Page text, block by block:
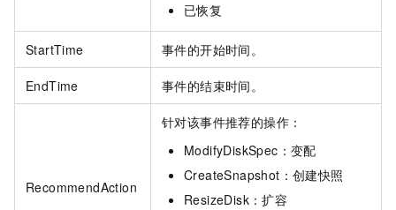
已恢复
StartTime 事件的开始时间。
EndTime 事件的结束时间。
RecommendAction
针对该事件推荐的操作：
ModifyDiskSpec：变配
CreateSnapshot：创建快照
ResizeDisk：扩容